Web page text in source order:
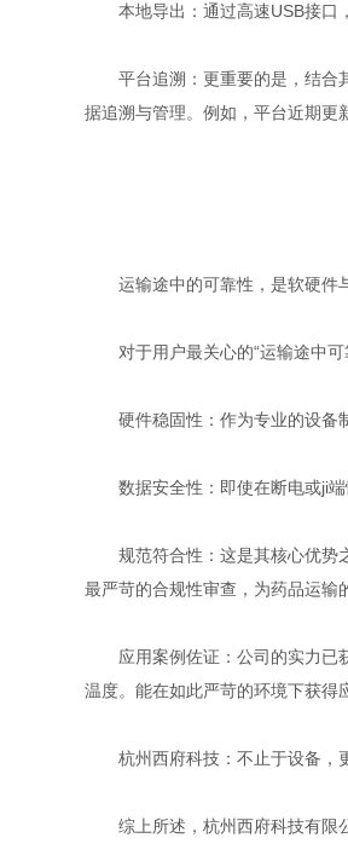
本地导出：通过高速USB接口，
平台追溯：更重要的是，结合其
据追溯与管理。例如，平台近期更
运输途中的可靠性，是软硬件
对于用户最关心的“运输途中可
硬件稳固性：作为专业的设备制
数据安全性：即使在断电或ji端
规范符合性：这是其核心优势之
最严苛的合规性审查，为药品运输
应用案例佐证：公司的实力已获
温度。能在如此严苛的环境下获得
杭州西府科技：不止于设备，
综上所述，杭州西府科技有限公